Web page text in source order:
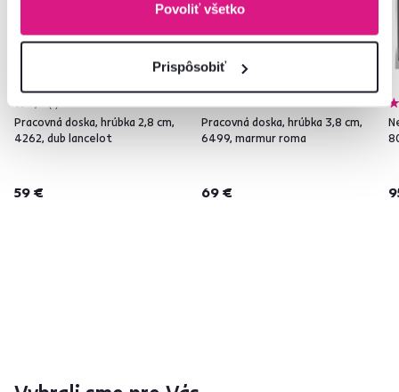
Povoliť všetko
Prispôsobiť
Pracovná doska, hrúbka 2,8 cm,
4262, dub lancelot
59 €
Pracovná doska, hrúbka 3,8 cm,
6499, marmur roma
69 €